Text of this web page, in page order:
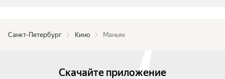
Санкт-Петербург Кино Маньяк
Скачайте приложение